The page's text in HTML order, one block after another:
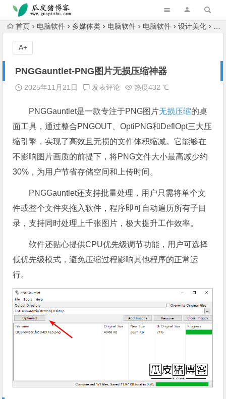
跳转到主内容
首页 电脑软件 多媒体类 电脑软件 电脑软件 设计美化
PNGGauntlet-PNG图片无损压缩神器
2025年11月21日 发表评论 热度432 ℃
PNGGauntlet是一款专注于PNG图片无损压缩的桌
面工具，通过整合PNGOUT、OptiPNG和DeflOpt三大压
缩引擎，实现了高效且无损的文件体积缩减。它能够在
不影响图片画质的前提下，将PNG文件大小最高减少约
30%，为用户节省存储空间和上传时间。
PNGGauntlet还支持批量处理，用户只需将单个文
件或整个文件夹拖入软件，程序即可自动遍历所有子目
录，支持同时处理上千张图片，极大提升工作效率。
软件还贴心提供CPU优先级调节功能，用户可选择
低优先级模式，避免压缩过程影响其他程序的正常运
行。
A+